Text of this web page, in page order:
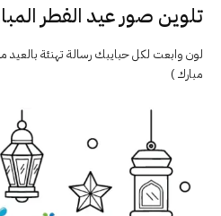
تلوين صور عيد الفطر
لون وابعت لكل حبايبك رسالة تهنئة بالعيد
مبارك )